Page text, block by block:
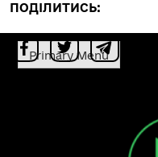
ПОДІЛИТИСЬ:
Primary Menu